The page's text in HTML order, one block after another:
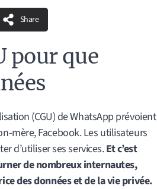
Share
pour que
(CGU) de WhatsApp prévoient
mère, Facebook. Les utilisateurs
d’utiliser ses services.Et c’est
de nombreux internautes,
des données et de la vie privée.